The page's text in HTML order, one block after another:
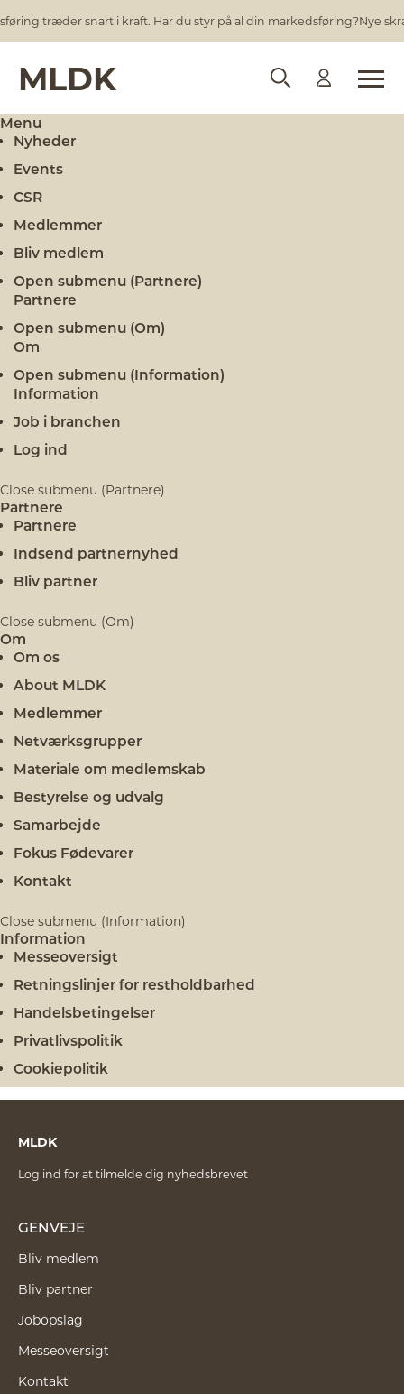
Menu
Nyheder
Events
CSR
Medlemmer
Bliv medlem
Open submenu (Partnere)
Partnere
Open submenu (Om)
Om
Open submenu (Information)
Information
Job i branchen
Log ind
Close submenu (Partnere)
Partnere
Partnere
Indsend partnernyhed
Bliv partner
Close submenu (Om)
Om
Om os
About MLDK
Medlemmer
Netværksgrupper
Materiale om medlemskab
Bestyrelse og udvalg
Samarbejde
Fokus Fødevarer
Kontakt
Close submenu (Information)
Information
Messeoversigt
Retningslinjer for restholdbarhed
Handelsbetingelser
Privatlivspolitik
Cookiepolitik
MLDK
Log ind for at tilmelde dig nyhedsbrevet
GENVEJE
Bliv medlem
Bliv partner
Jobopslag
Messeoversigt
Kontakt
træder snart i kraft. Har du styr på al din markedsføring?Nye
MLDK